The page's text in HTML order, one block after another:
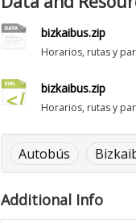
bizkaibus.zip
Horarios, rutas y
bizkaibus.zip
Horarios, rutas y
Autobús
Additional Info